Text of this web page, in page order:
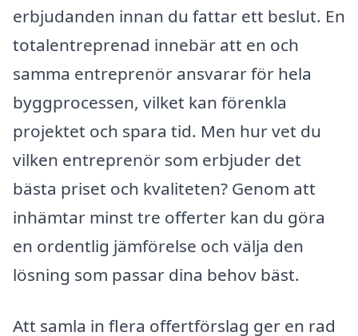
erbjudanden innan du fattar ett beslut. En
totalentreprenad innebär att en och
samma entreprenör ansvarar för hela
byggprocessen, vilket kan förenkla
projektet och spara tid. Men hur vet du
vilken entreprenör som erbjuder det
bästa priset och kvaliteten? Genom att
inhämtar minst tre offerter kan du göra
en ordentlig jämförelse och välja den
lösning som passar dina behov bäst.
Att samla in flera offertförslag ger en rad